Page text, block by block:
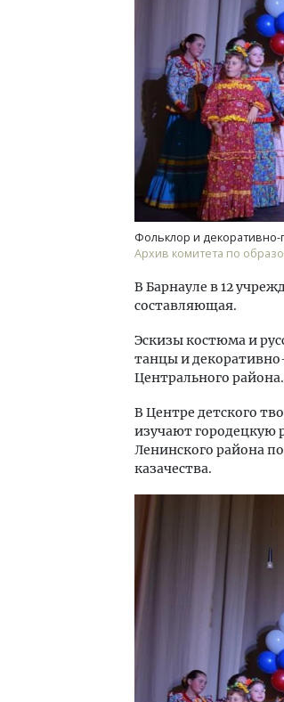
Фольклор и декоративно-
Архив комитета по
В Барнауле в 12
составляющая.
Эскизы костюма и
танцы и
Центрального района.
В Центре детского
изучают городецкую
Ленинского района
казачества.